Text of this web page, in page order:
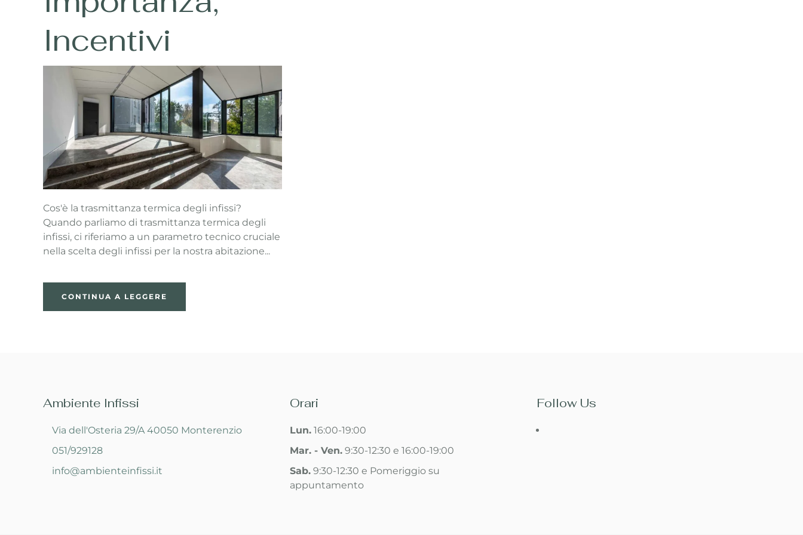
Incentivi
Cos'è la trasmittanza termica degli infissi?
Quando parliamo di trasmittanza termica degli
infissi, ci riferiamo a un parametro tecnico cruciale
nella scelta degli infissi per la nostra abitazione...
CONTINUA A LEGGERE
Ambiente Infissi
Via dell'Osteria 29/A 40050 Monterenzio
051/929128
info@ambienteinfissi.it
Orari
Lun. 16:00-19:00
Mar. - Ven. 9:30-12:30 e 16:00-19:00
Sab. 9:30-12:30 e Pomeriggio su
appuntamento
Follow Us